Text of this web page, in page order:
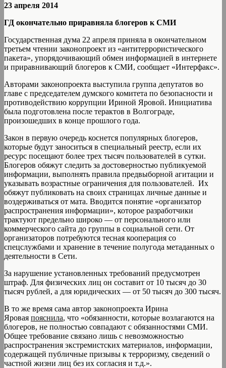
23 апреля 2014
ГД окончательно приравняла блогеров к СМИ
Государственная дума 22 апреля приняла в окончательном
третьем чтении законопроект из «антитеррористического
пакета», упорядочивающий обмен информацией в интернете
и приравнивающий блогеров к СМИ, сообщает «Интерфакс».
Авторами законопроекта выступила группа депутатов во
главе с председателем думского комитета по безопасности и
противодействию коррупции Ириной Яровой. Инициатива
была подготовлена после терактов в Волгограде,
произошедших в конце прошлого года.
Закон в первую очередь коснется популярных блогеров,
которые будут заноситься в специальный реестр, если их
ресурс посещают более трех тысяч пользователей в сутки.
Блогеров обяжут следить за достоверностью публикуемой
информации, выполнять правила предвыборной агитации и
указывать возрастные ограничения для пользователей. Их
обяжут публиковать на своих страницах личные данные и
воздерживаться от мата. Вводится понятие «организатор
распространения информации», которое разработчики
трактуют предельно широко — от персонального или
коммерческого сайта до группы в социальной сети. От
организаторов потребуются тесная кооперация со
спецслужбами и хранение в течение полугода метаданных о
деятельности в Сети.
За нарушение установленных требований предусмотрен
штраф. Для физических лиц он составит от 10 тысяч до 30
тысяч рублей, а для юридических — от 50 тысяч до 300 тысяч.
В то же время сама автор законопроекта Ирина
Яровая пояснила, что «обязанности, которые возлагаются на
блогеров, не полностью совпадают с обязанностями СМИ.
Общее требование связано лишь с невозможностью
распространения экстремистских материалов, информации,
содержащей публичные призывы к терроризму, сведений о
частной жизни лиц без их согласия и т.д.».